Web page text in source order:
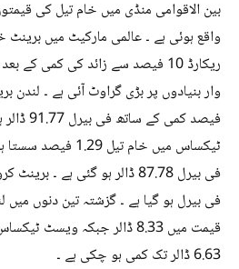
بین الاقوامی منڈی میں خام تیل کی
واقع ہوئی ہے ۔ عالمی مارکیٹ میں
ریکارڈ 10 فیصد سے زائد کی کمی
وار بنیادوں پر بڑی گراوٹ آئی ہے ۔
فیصد
ٹیکساس میں خام
فی بیرل ہو گیا ہے ۔ گزشتہ تین دنوں
قیمت میں 8.33 ڈالر جبکہ
6.63 ڈالر تک کمی ہو چکی ہے ۔